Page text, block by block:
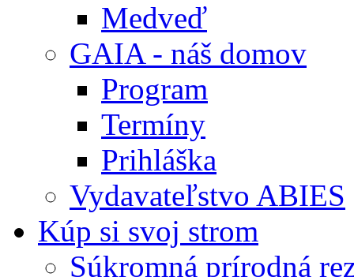
Medveď
GAIA - náš domov
Program
Termíny
Prihláška
Vydavateľstvo ABIES
Kúp si svoj strom
Súkromná prírodná